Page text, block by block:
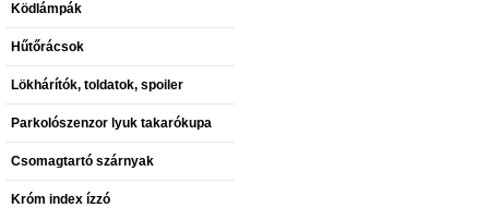
Ködlámpák
Hűtőrácsok
Lökhárítók, toldatok, spoiler
Parkolószenzor lyuk takarókupa
Csomagtartó szárnyak
Króm index ízzó